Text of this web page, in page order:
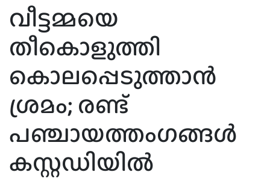
വീട്ടമ്മയെ
തീകൊളുത്തി
കൊലപ്പെടുത്താന്‍
ശ്രമം; രണ്ട്
പഞ്ചായത്തംഗങ്ങള്‍
കസ്റ്റഡിയില്‍